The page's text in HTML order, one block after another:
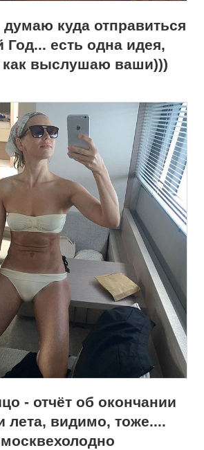
куда отправиться
есть одна идея,
как выслушаю ваши)))
- отчёт об окончании
лета, видимо, тоже....